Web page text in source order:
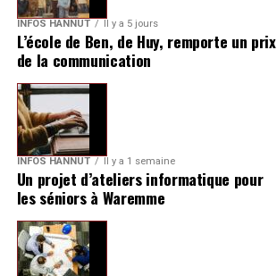
INFOS HANNUT Il y a 5 jours
L’école de Ben, de Huy, remporte un prix
de la communication
INFOS HANNUT Il y a 1 semaine
Un projet d’ateliers informatique pour
les séniors à Waremme